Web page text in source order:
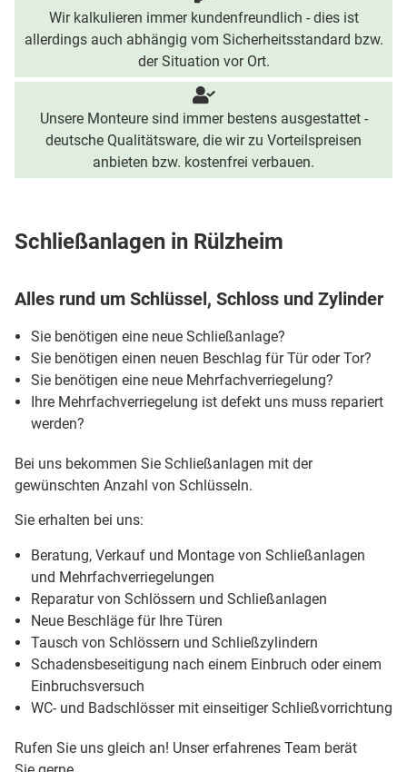
Wir kalkulieren immer kundenfreundlich - dies ist
allerdings auch abhängig vom Sicherheitsstandard bzw.
der Situation vor Ort.
Unsere Monteure sind immer bestens ausgestattet -
deutsche Qualitätsware, die wir zu Vorteilspreisen
anbieten bzw. kostenfrei verbauen.
Schließanlagen in Rülzheim
Alles rund um Schlüssel, Schloss und Zylinder
Sie benötigen eine neue Schließanlage?
Sie benötigen einen neuen Beschlag für Tür oder Tor?
Sie benötigen eine neue Mehrfachverriegelung?
Ihre Mehrfachverriegelung ist defekt uns muss repariert
werden?
Bei uns bekommen Sie Schließanlagen mit der
gewünschten Anzahl von Schlüsseln.
Sie erhalten bei uns:
Beratung, Verkauf und Montage von Schließanlagen
und Mehrfachverriegelungen
Reparatur von Schlössern und Schließanlagen
Neue Beschläge für Ihre Türen
Tausch von Schlössern und Schließzylindern
Schadensbeseitigung nach einem Einbruch oder einem
Einbruchsversuch
WC- und Badschlösser mit einseitiger Schließvorrichtung
Rufen Sie uns gleich an! Unser erfahrenes Team berät